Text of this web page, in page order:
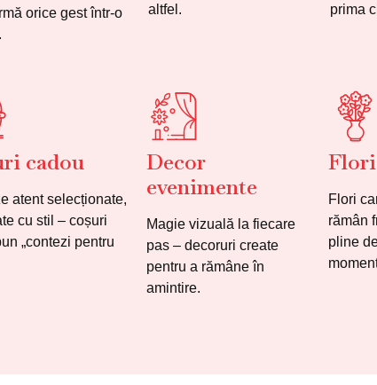
orice gest într-o
altfel.
prima
cadou
atent selecționate,
cu stil – coșuri
„contezi pentru
Decor
evenimente
Magie vizuală la fiecare
pas – decoruri create
pentru a rămâne în
amintire.
Flori
rămân
pline